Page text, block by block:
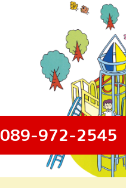
089-972-2545